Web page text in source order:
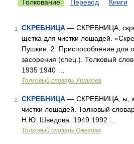
Толкование Перевод Книги
1 СКРЕБНИЦА — СКРЕБНИЦА,
щетка для чистки лошадей.
Пушкин. 2. Приспособление для
засорения (спец.). Толковый
1935 1940 …
Толковый словарь Ушакова
2 СКРЕБНИЦА — СКРЕБНИЦА, ы,
чистки лошадей. Толковый
Н.Ю. Шведова. 1949 1992 …
Толковый словарь Ожегова